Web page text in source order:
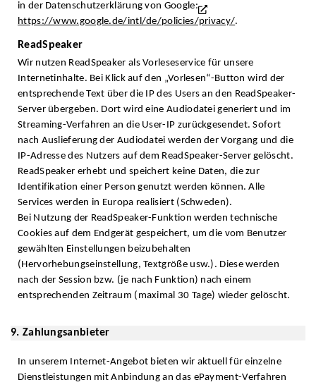
in der Datenschutzerklärung von Google:
https://www.google.de/intl/de/policies/privacy/.
ReadSpeaker
Wir nutzen ReadSpeaker als Vorleseservice für unsere
Internetinhalte. Bei Klick auf den „Vorlesen“-Button wird der
entsprechende Text über die IP des Users an den ReadSpeaker-
Server übergeben. Dort wird eine Audiodatei generiert und im
Streaming-Verfahren an die User-IP zurückgesendet. Sofort
nach Auslieferung der Audiodatei werden der Vorgang und die
IP-Adresse des Nutzers auf dem ReadSpeaker-Server gelöscht.
ReadSpeaker erhebt und speichert keine Daten, die zur
Identifikation einer Person genutzt werden können. Alle
Services werden in Europa realisiert (Schweden).
Bei Nutzung der ReadSpeaker-Funktion werden technische
Cookies auf dem Endgerät gespeichert, um die vom Benutzer
gewählten Einstellungen beizubehalten
(Hervorhebungseinstellung, Textgröße usw.). Diese werden
nach der Session bzw. (je nach Funktion) nach einem
entsprechenden Zeitraum (maximal 30 Tage) wieder gelöscht.
9. Zahlungsanbieter
In unserem Internet-Angebot bieten wir aktuell für einzelne
Dienstleistungen mit Anbindung an das ePayment-Verfahren